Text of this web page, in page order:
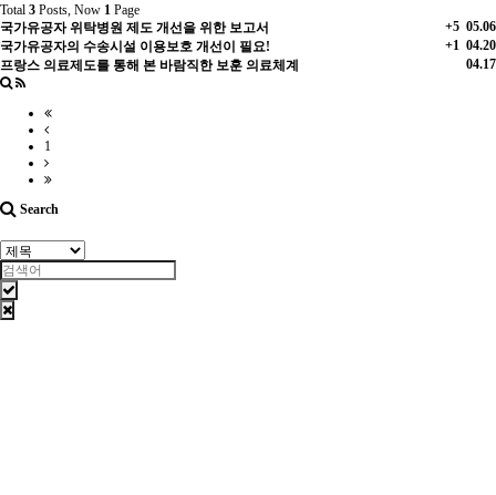
Total 3 Posts, Now 1 Page
+5 05.06
국가유공자 위탁병원 제도 개선을 위한 보고서
+1 04.20
국가유공자의 수송시설 이용보호 개선이 필요!
04.17
프랑스 의료제도를 통해 본 바람직한 보훈 의료체계
1
Search